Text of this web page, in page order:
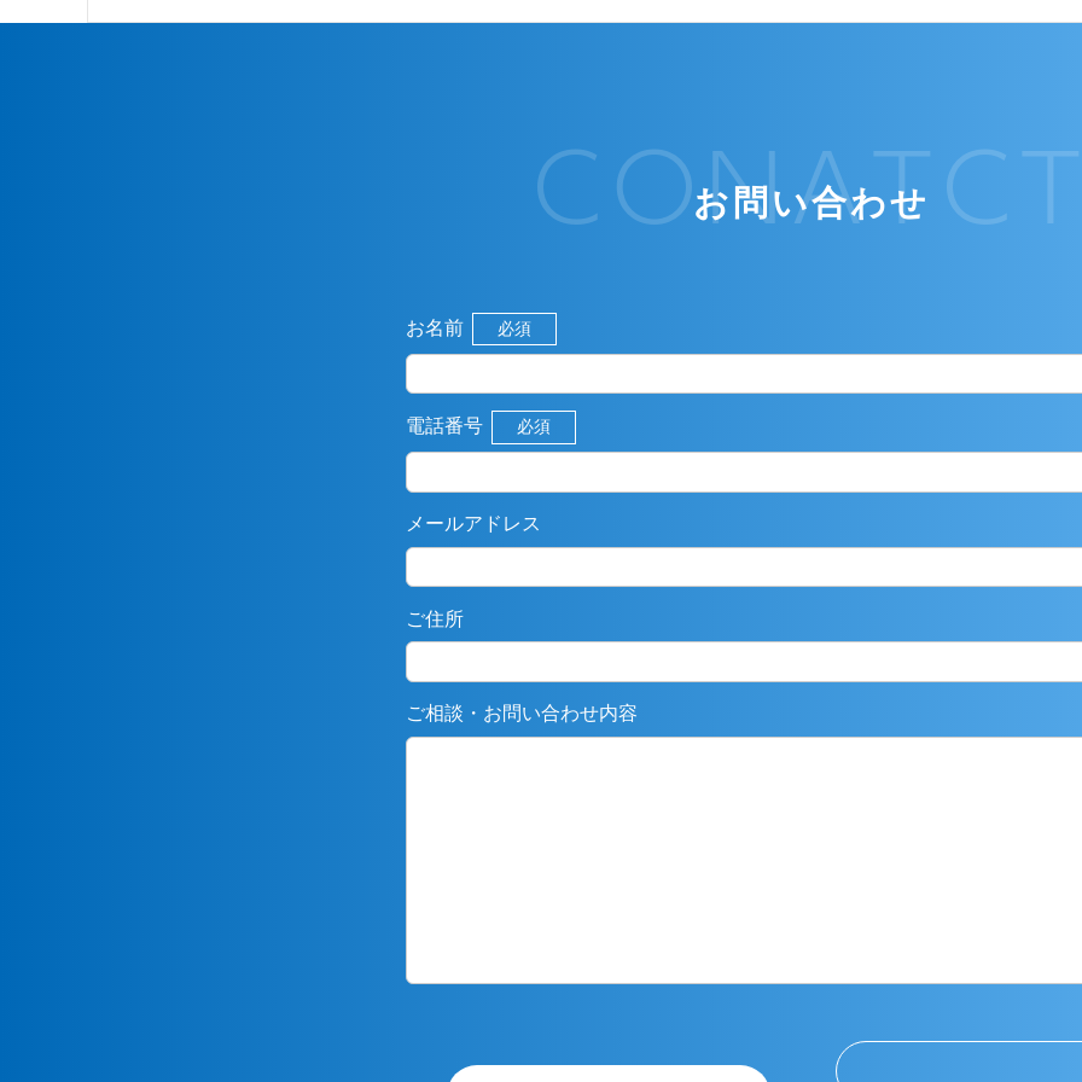
お問い合わせ
お名前 必須
電話番号 必須
メールアドレス
ご住所
ご相談・お問い合わせ内容